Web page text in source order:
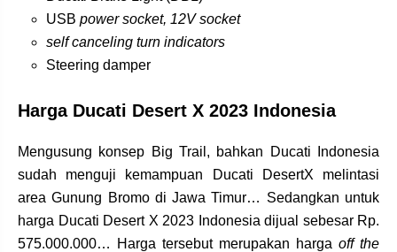
USB power socket, 12V socket
self canceling turn indicators
Steering damper
Harga Ducati Desert X 2023 Indonesia
Mengusung konsep Big Trail, bahkan Ducati Indonesia
sudah menguji kemampuan Ducati DesertX melintasi
area Gunung Bromo di Jawa Timur… Sedangkan untuk
harga Ducati Desert X 2023 Indonesia dijual sebesar Rp.
575.000.000… Harga tersebut merupakan harga off the